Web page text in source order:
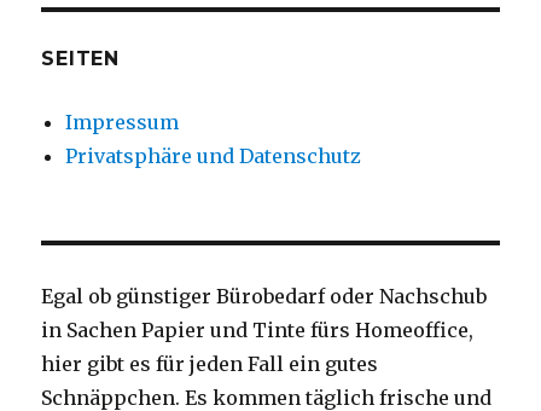
SEITEN
Impressum
Privatsphäre und Datenschutz
Egal ob günstiger Bürobedarf oder Nachschub
in Sachen Papier und Tinte fürs Homeoffice,
hier gibt es für jeden Fall ein gutes
Schnäppchen. Es kommen täglich frische und